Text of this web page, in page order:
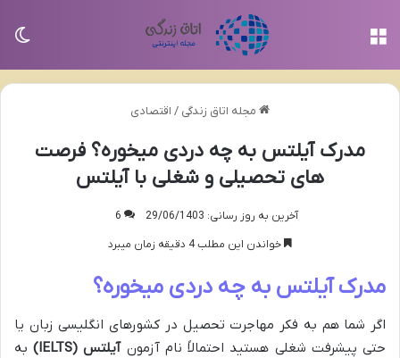
مجله اتاق زندگی / اقتصادی
مدرک آیلتس به چه دردی میخوره؟ فرصت
های تحصیلی و شغلی با آیلتس
آخرین به روز رسانی: 29/06/1403
6
خواندن این مطلب 4 دقیقه زمان میبرد
مدرک آیلتس به چه دردی میخوره؟
اگر شما هم به فکر مهاجرت تحصیل در کشورهای انگلیسی زبان یا
حتی پیشرفت شغلی هستید احتمالاً نام آزمونآیلتس(IELTS)
به